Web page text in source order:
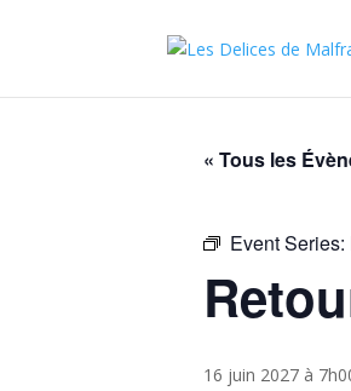
« Tous les
Event Series:
16 juin 2027 à